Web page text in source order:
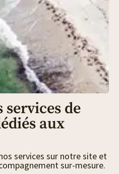
services de
aux
services sur notre site et
sur-mesure.